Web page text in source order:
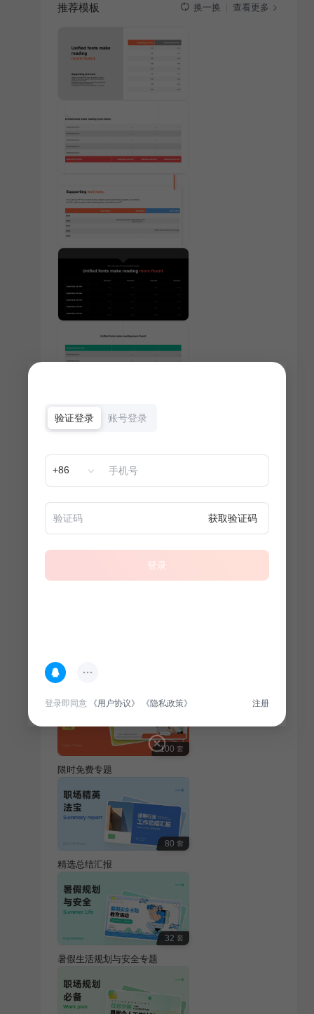
推荐模板 换一换 查看更多
热门专题
100 套
限时免费专题
80 套
精选总结汇报
32 套
暑假生活规划与安全专题
验证登录 账号登录
+86
获取验证码
登录
登录即同意 《用户协议》 《隐私政策》 注册